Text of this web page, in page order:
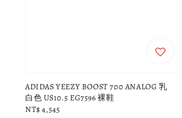
ADIDAS YEEZY BOOST 700 ANALOG 乳
白色 US10.5 EG7596 裸鞋
Regular
NT$ 4,545